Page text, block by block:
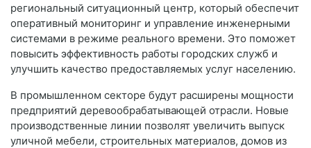
региональный ситуационный центр, который обеспечит
оперативный мониторинг и управление инженерными
системами в режиме реального времени. Это поможет
повысить эффективность работы городских служб и
улучшить качество предоставляемых услуг населению.
В промышленном секторе будут расширены мощности
предприятий деревообрабатывающей отрасли. Новые
производственные линии позволят увеличить выпуск
уличной мебели, строительных материалов, домов из